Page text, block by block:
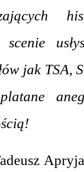
jak TSA,